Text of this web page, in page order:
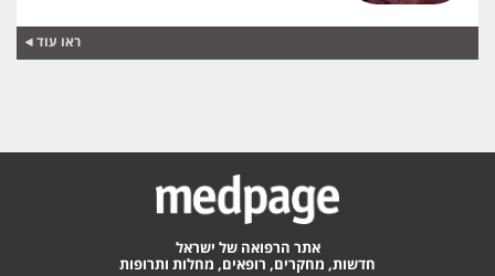
ראו עוד
אתר הרפואה של ישראל
חדשות, מחקרים, רופאים, מחלות ותרופות